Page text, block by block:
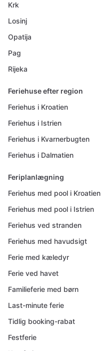
Krk
Losinj
Opatija
Pag
Rijeka
Feriehuse efter region
Feriehus i Kroatien
Feriehus i Istrien
Feriehus i Kvarnerbugten
Feriehus i Dalmatien
Feriplanlægning
Feriehus med pool i Kroatien
Feriehus med pool i Istrien
Feriehus ved stranden
Feriehus med havudsigt
Ferie med kæledyr
Ferie ved havet
Familieferie med børn
Last-minute ferie
Tidlig booking-rabat
Festferie